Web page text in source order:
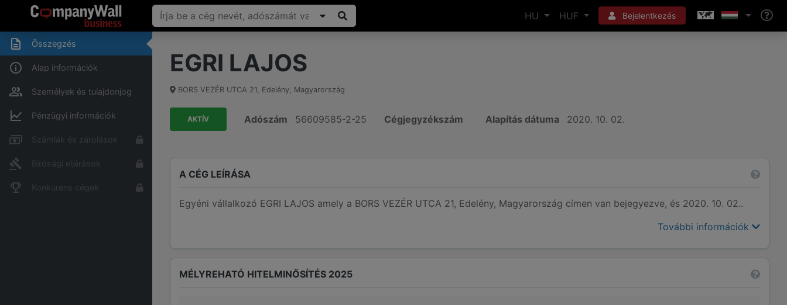
HU HUF Bejelentkezés
Összegzés
Alap információk
Személyek és tulajdonjog
Pénzügyi információk
Számlák és zárolások
Bírósági eljárások
Konkurens cégek
EGRI LAJOS
BORS VEZÉR UTCA 21, Edelény, Magyarország
AKTÍV Adószám 56609585-2-25 Cégjegyzékszám Alapítás dátuma 2020. 10. 02.
A CÉG LEÍRÁSA
Egyéni vállalkozó EGRI LAJOS amely a BORS VEZÉR UTCA 21, Edelény, Magyarország címen van bejegyezve, és 2020. 10. 02..
További információk
MÉLYREHATÓ HITELMINŐSÍTÉS 2025